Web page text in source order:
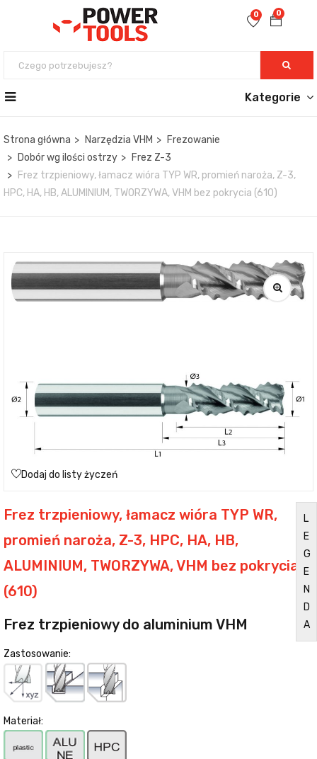
0
0
Kategorie
Strona główna Narzędzia VHM
Frezowanie
Dobór wg ilości ostrzy
Frez Z-3
Frez trzpieniowy, łamacz wióra TYP WR, promień naroża, Z-3,
HPC, HA, HB, ALUMINIUM, TWORZYWA, VHM bez pokrycia (610)
Dodaj do listy życzeń
Frez trzpieniowy, łamacz wióra TYP WR,
promień naroża, Z-3, HPC, HA, HB,
ALUMINIUM, TWORZYWA, VHM bez pokrycia
(610)
Frez trzpieniowy do aluminium VHM
Zastosowanie:
Materiał:
L
E
G
E
N
D
A